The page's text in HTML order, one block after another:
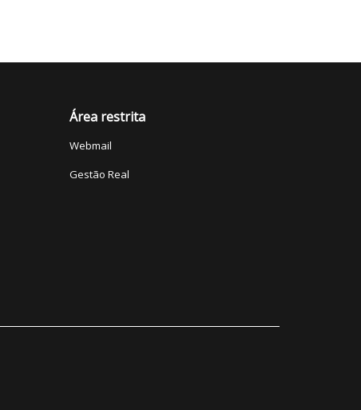
Área restrita
Webmail
Gestão Real